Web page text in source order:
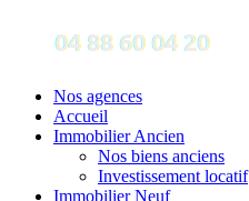
Nos agences
Accueil
Immobilier Ancien
Nos biens anciens
Investissement locatif
Immobilier Neuf